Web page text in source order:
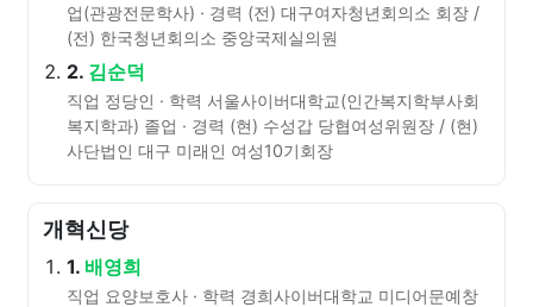
업(관광전문학사) · 경력 (전) 대구여자청년회의소 회장 /
(전) 한국청년회의소 중앙국제실의원
2. 김순덕
직업 정당인 · 학력 서울사이버대학교(인간복지학부사회
복지학과) 졸업 · 경력 (현) 수성갑 당협여성위원장 / (현)
사단법인 대구 미래인 여성10기회장
개혁신당
1. 배영희
직업 요양보호사 · 학력 경희사이버대학교 미디어문예창